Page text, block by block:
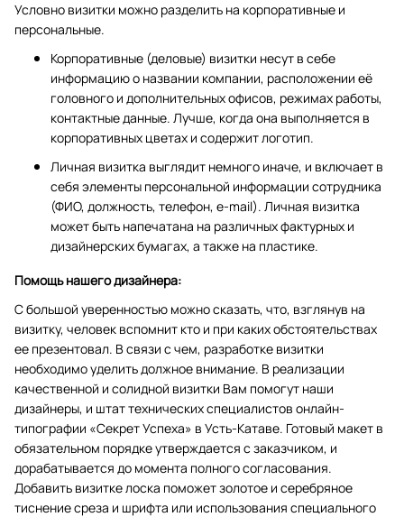
Условно визитки можно разделить на корпоративные и
персональные.
Корпоративные (деловые) визитки несут в себе
информацию о названии компании, расположении её
головного и дополнительных офисов, режимах работы,
контактные данные. Лучше, когда она выполняется в
корпоративных цветах и содержит логотип.
Личная визитка выглядит немного иначе, и включает в
себя элементы персональной информации сотрудника
(ФИО, должность, телефон, e-mail). Личная визитка
может быть напечатана на различных фактурных и
дизайнерских бумагах, а также на пластике.
Помощь нашего дизайнера:
С большой уверенностью можно сказать, что, взглянув на
визитку, человек вспомнит кто и при каких обстоятельствах
ее презентовал. В связи с чем, разработке визитки
необходимо уделить должное внимание. В реализации
качественной и солидной визитки Вам помогут наши
дизайнеры, и штат технических специалистов онлайн-
типографии «Секрет Успеха» в Усть-Катаве. Готовый макет в
обязательном порядке утверждается с заказчиком, и
дорабатывается до момента полного согласования.
Добавить визитке лоска поможет золотое и серебряное
тиснение среза и шрифта или использования специального